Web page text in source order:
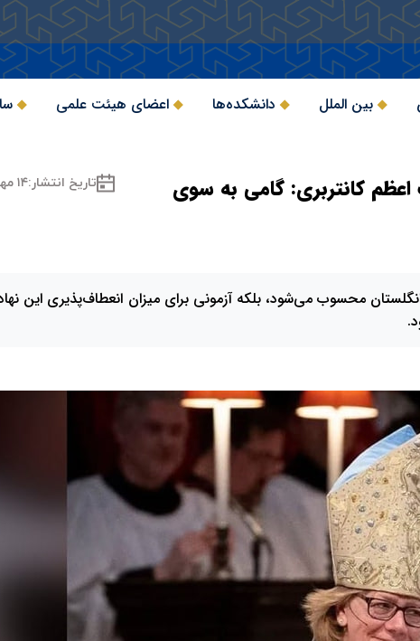
بین الملل دانشکده‌ها اعضای هیئت علمی
اعظم کانتربری: گامی به سوی
تاریخ انتشار:۱۴ مهر ۱۴۰۴
محسوب می‌شود، بلکه آزمونی برای میزان انعطاف‌پذیری این